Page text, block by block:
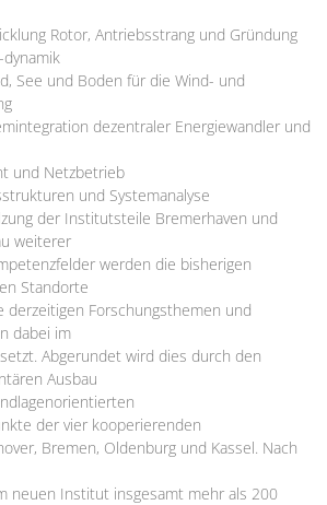
Rotor, Antriebsstrang und Gründung
See und Boden für die Wind- und
dezentraler Energiewandler und
und Netzbetrieb
und Systemanalyse
der Institutsteile Bremerhaven und
weiterer
werden die bisherigen
Standorte
derzeitigen Forschungsthemen und
dabei im
Abgerundet wird dies durch den
Ausbau
der vier kooperierenden
Bremen, Oldenburg und Kassel. Nach
neuen Institut insgesamt mehr als 200